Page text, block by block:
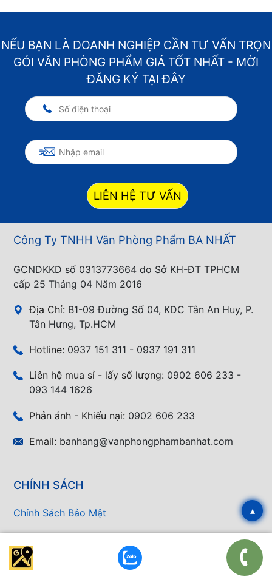
NẾU BẠN LÀ DOANH NGHIỆP CẦN TƯ VẤN TRỌN
GÓI VĂN PHÒNG PHẨM GIÁ TỐT NHẤT - MỜI
ĐĂNG KÝ TẠI ĐÂY
LIÊN HỆ TƯ VẤN
Công Ty TNHH Văn Phòng Phẩm BA NHẤT
GCNDKKD số 0313773664 do Sở KH-ĐT TPHCM
cấp 25 Tháng 04 Năm 2016
Địa Chỉ: B1-09 Đường Số 04, KDC Tân An Huy, P.
Tân Hưng, Tp.HCM
Hotline: 0937 151 311 - 0937 191 311
Liên hệ mua sỉ - lấy số lượng: 0902 606 233 -
093 144 1626
Phản ánh - Khiếu nại: 0902 606 233
Email: banhang@vanphongphambanhat.com
CHÍNH SÁCH
Chính Sách Bảo Mật
Chính Sách Đổi Trả Sản Phẩm
▴